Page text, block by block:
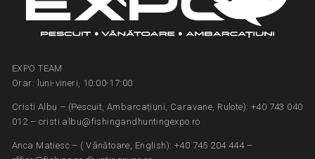
EXPO TEAM
Orar: luni-vineri, 10:00-17:00
Cristi Albu – (Pescuit, Ambarcațiuni, Caravane, Rulote): +40 743 040
012 – cristi.albu@fishingandhuntingexpo.ro
Anca Matiesc – ( Vânătoare, English): +40 745 204 444 –